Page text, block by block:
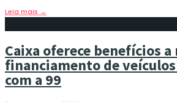
Leia mais →
Caixa oferece benefícios
financiamento de
com a 99